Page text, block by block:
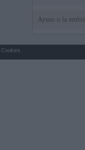
Ayuso o la